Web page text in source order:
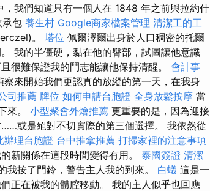
我們知道只有一個人在 1848 年之前與拉約什
承包 養生村 Google商家檔案管理 清潔工的工
。 塔位 佩爾澤爾出身於人口稠密的托爾
我的半僵硬，黏在他的臀部，試圖讓他意識
很難保證我的鬥志能讓他保持清醒。 會計事
來開始我們更認真的放縱的第一天，在我身
司推薦 牌位 如何申請台胞證 全身放鬆按摩 當
來。 小型聚會外燴推薦 更重要的是，因為迎接
或是絕對不切實際的第三個選擇。 我依然從
辦理台胞證 台中推拿推薦 打掃家裡的注意事項
新關係在這段時間變得有用。 泰國簽證 清潔
我按了門鈴，警告主人我的到來。 白蟻 這是一
正在被我的體腔移動。 我的主人似乎也回應